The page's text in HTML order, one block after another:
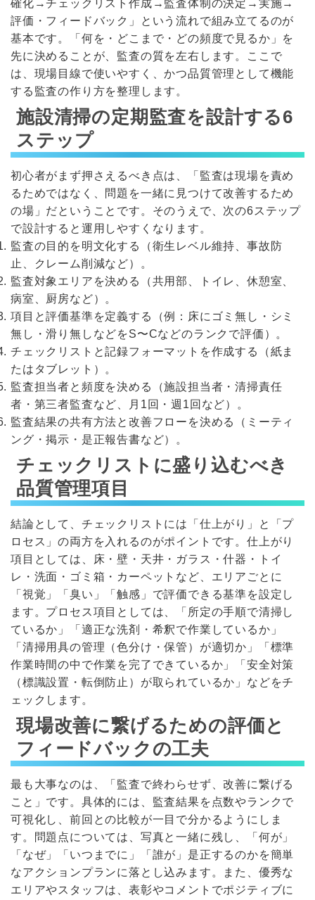
確化→チェックリスト作成→監査体制の決定→実施→
評価・フィードバック」という流れで組み立てるのが
基本です。「何を・どこまで・どの頻度で見るか」を
先に決めることが、監査の質を左右します。ここで
は、現場目線で使いやすく、かつ品質管理として機能
する監査の作り方を整理します。
施設清掃の定期監査を設計する6
ステップ
初心者がまず押さえるべき点は、「監査は現場を責め
るためではなく、問題を一緒に見つけて改善するため
の場」だということです。そのうえで、次の6ステップ
で設計すると運用しやすくなります。
監査の目的を明文化する（衛生レベル維持、事故防
止、クレーム削減など）。
監査対象エリアを決める（共用部、トイレ、休憩室、
病室、厨房など）。
項目と評価基準を定義する（例：床にゴミ無し・シミ
無し・滑り無しなどをS〜Cなどのランクで評価）。
チェックリストと記録フォーマットを作成する（紙ま
たはタブレット）。
監査担当者と頻度を決める（施設担当者・清掃責任
者・第三者監査など、月1回・週1回など）。
監査結果の共有方法と改善フローを決める（ミーティ
ング・掲示・是正報告書など）。
チェックリストに盛り込むべき
品質管理項目
結論として、チェックリストには「仕上がり」と「プ
ロセス」の両方を入れるのがポイントです。仕上がり
項目としては、床・壁・天井・ガラス・什器・トイ
レ・洗面・ゴミ箱・カーペットなど、エリアごとに
「視覚」「臭い」「触感」で評価できる基準を設定し
ます。プロセス項目としては、「所定の手順で清掃し
ているか」「適正な洗剤・希釈で作業しているか」
「清掃用具の管理（色分け・保管）が適切か」「標準
作業時間の中で作業を完了できているか」「安全対策
（標識設置・転倒防止）が取られているか」などをチ
ェックします。
現場改善に繋げるための評価と
フィードバックの工夫
最も大事なのは、「監査で終わらせず、改善に繋げる
こと」です。具体的には、監査結果を点数やランクで
可視化し、前回との比較が一目で分かるようにしま
す。問題点については、写真と一緒に残し、「何が」
「なぜ」「いつまでに」「誰が」是正するのかを簡単
なアクションプランに落とし込みます。また、優秀な
エリアやスタッフは、表彰やコメントでポジティブに